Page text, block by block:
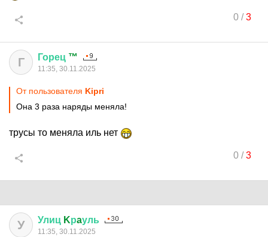
0/3
Г Горец ™
11:35, 30.11.2025
От пользователя Kipri
Она 3 раза наряды меняла!
трусы то меняла иль нет
0/3
У Улиц Kрaуль
11:35, 30.11.2025